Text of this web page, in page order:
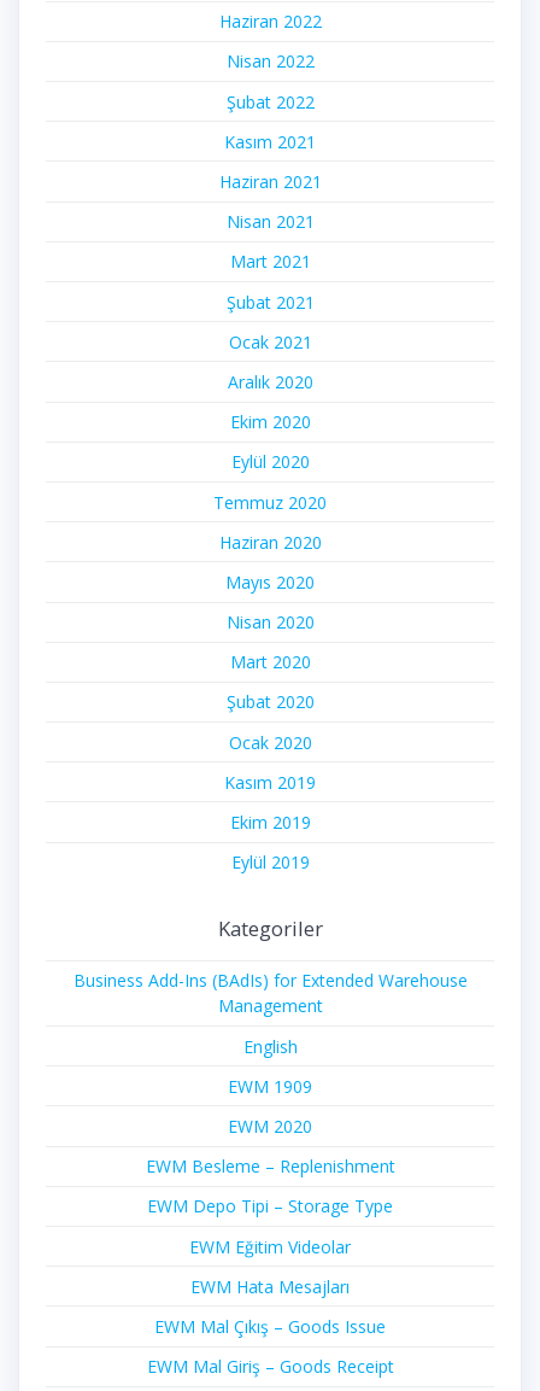
Haziran 2022
Nisan 2022
Şubat 2022
Kasım 2021
Haziran 2021
Nisan 2021
Mart 2021
Şubat 2021
Ocak 2021
Aralık 2020
Ekim 2020
Eylül 2020
Temmuz 2020
Haziran 2020
Mayıs 2020
Nisan 2020
Mart 2020
Şubat 2020
Ocak 2020
Kasım 2019
Ekim 2019
Eylül 2019
Kategoriler
Business Add-Ins (BAdIs) for Extended Warehouse
Management
English
EWM 1909
EWM 2020
EWM Besleme – Replenishment
EWM Depo Tipi – Storage Type
EWM Eğitim Videolar
EWM Hata Mesajları
EWM Mal Çıkış – Goods Issue
EWM Mal Giriş – Goods Receipt